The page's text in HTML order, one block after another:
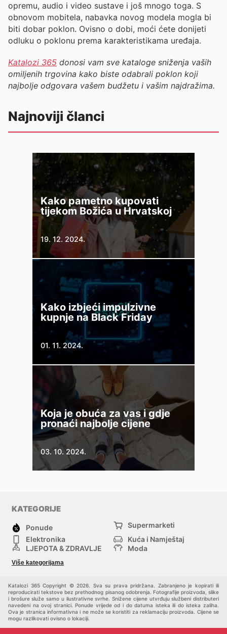
opremu, audio i video sustave i još mnogo toga. S
obnovom mobitela, nabavka novog modela mogla bi
biti dobar poklon. Ovisno o dobi, moći ćete donijeti
odluku o poklonu prema karakteristikama uređaja.
Katalozi 365 donosi vam sve kataloge sniženja vaših
omiljenih trgovina kako biste odabrali poklon koji
najbolje odgovara vašem budžetu i vašim najdražima.
Najnoviji članci
Kako pametno kupovati
tijekom Božića u Hrvatskoj
19. 12. 2024.
Kako izbjeći impulzivne
kupnje na Black Friday
01. 11. 2024.
Koja je obuća za vas i gdje
pronaći najbolje cijene
03. 10. 2024.
KATEGORIJE
Ponude
Supermarketi
Elektronika
Kuća i Namještaj
LJEPOTA & ZDRAVLJE
Moda
Bebe i djeca
Više kategorijama
Katalozi 365 Copyright © 2026. Sva su prava pridržana. Zabranjeno je kopirati ili
reproducirati tekstove bez prethodnog pisanog odobrenja. Fotografije proizvoda, slike
i brošure služe samo u ilustrativne svrhe. Snižene cijene utvrđuju službeni distributeri
navedeni na ovoj stranici. Ponude vrijede od i do datuma isteka ili do isteka zaliha.
Ova je stranica informativna i ne može se koristiti za reklamaciju proizvoda. Cijene se
mogu razlikovati ovisno o lokaciji.